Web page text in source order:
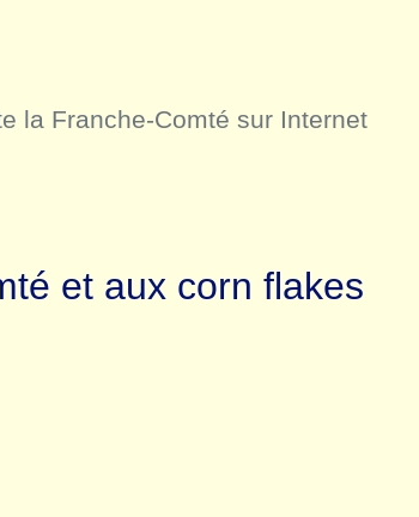
la Franche-Comté sur Internet
et aux corn flakes